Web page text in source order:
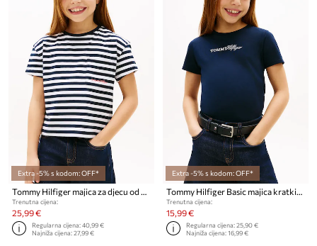
Extra -5% s kodom: OFF*
Tommy Hilfiger majica za djecu od pamuka
Trenutna cijena:
25,99 €
Regularna cijena:40,99 €
Najniža cijena:27,99 €
Extra -5% s kodom: OFF*
Tommy Hilfiger Basic majica kratkih rukava za djecu
Trenutna cijena:
15,99 €
Regularna cijena:25,90 €
Najniža cijena:16,99 €